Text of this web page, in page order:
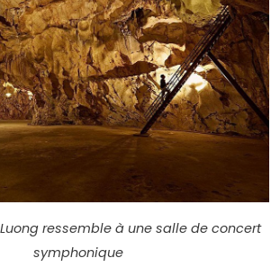
ressemble à une salle de concert
symphonique